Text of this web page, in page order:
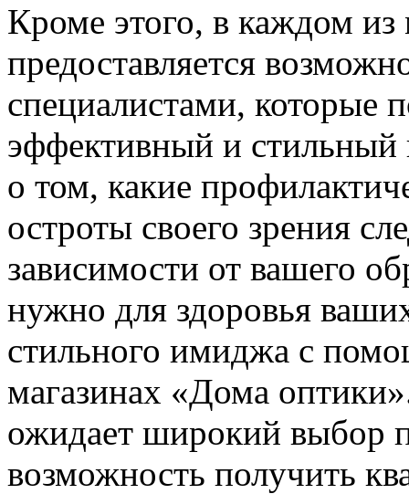
Кроме этого, в каждом
предоставляется
специалистами, которые
эффективный и стильный
о том, какие
остроты своего зрения
зависимости от вашего
нужно для здоровья
стильного имиджа с
магазинах «Дома
ожидает широкий выбор
возможность получить